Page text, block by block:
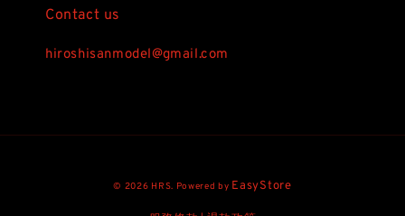
Contact us
hiroshisanmodel@gmail.com
© 2026 HRS. Powered by EasyStore